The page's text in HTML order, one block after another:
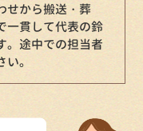
せから搬送・葬
一貫して代表の鈴
。途中での担当者
。